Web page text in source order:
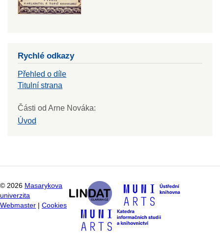
Rychlé odkazy
Přehled o díle
Titulní strana
Části od Arne Nováka:
Úvod
© 2026 Masarykova
univerzita
Webmaster
Cookies